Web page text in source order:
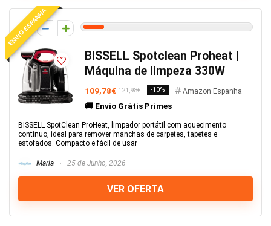
ENVIO ESPANHA
6
BISSELL Spotclean Proheat |
Máquina de limpeza 330W
109,78€ 121,98€ -10% Amazon Espanha
🚚 Envio Grátis Primes
BISSELL SpotClean ProHeat, limpador portátil com aquecimento
contínuo, ideal para remover manchas de carpetes, tapetes e
estofados. Compacto e fácil de usar
Maria 25 de Junho, 2026
VER OFERTA